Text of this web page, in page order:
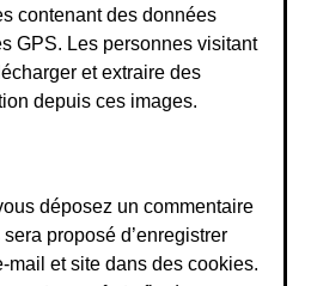
contenant des données
GPS. Les personnes visitant
et extraire des
depuis ces images.
déposez un commentaire
proposé d’enregistrer
mail et site dans des cookies.